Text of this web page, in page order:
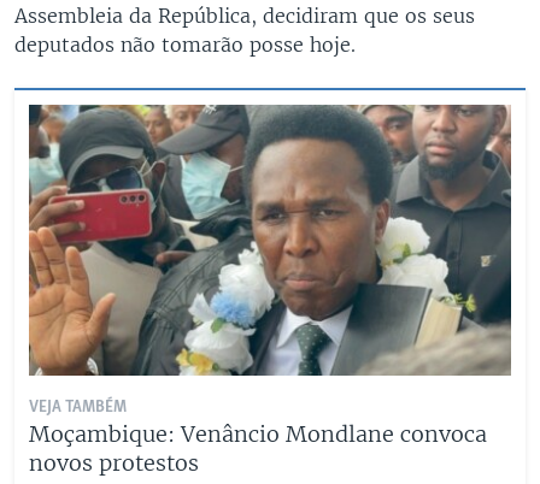
Assembleia da República, decidiram que os seus
deputados não tomarão posse hoje.
VEJA TAMBÉM
Moçambique: Venâncio Mondlane convoca
novos protestos